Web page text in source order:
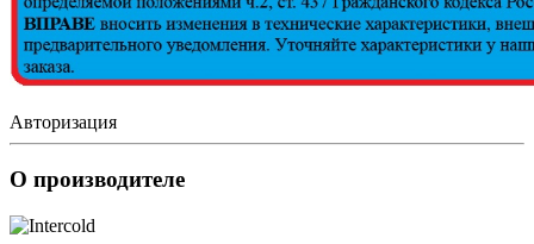
Авторизация
О производителе